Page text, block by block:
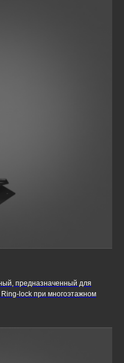
предназначенный для
lock при многоэтажном